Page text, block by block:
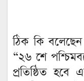
ঠিক কি
“২৬ শে
প্রতিষ্ঠিত হবে